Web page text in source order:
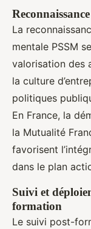
La
mentale PSSM
valorisation des
la culture
politiques
En France, la
la Mutualité
favorisent
dans le plan
Suivi et
formation
Le suivi post-